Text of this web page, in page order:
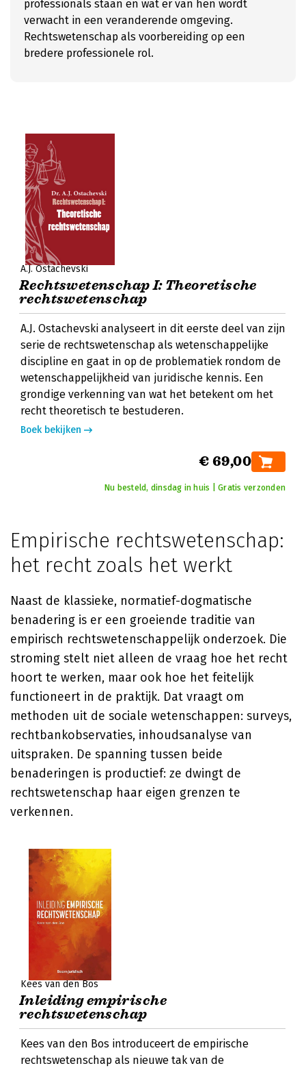
professionals staan en wat er van hen wordt
verwacht in een veranderende omgeving.
Rechtswetenschap als voorbereiding op een
bredere professionele rol.
A.J. Ostachevski
Rechtswetenschap I: Theoretische
rechtswetenschap
A.J. Ostachevski analyseert in dit eerste deel van zijn
serie de rechtswetenschap als wetenschappelijke
discipline en gaat in op de problematiek rondom de
wetenschappelijkheid van juridische kennis. Een
grondige verkenning van wat het betekent om het
recht theoretisch te bestuderen.
Boek bekijken
€ 69,00
Nu besteld, dinsdag in huis | Gratis verzonden
Empirische rechtswetenschap:
het recht zoals het werkt
Naast de klassieke, normatief-dogmatische
benadering is er een groeiende traditie van
empirisch rechtswetenschappelijk onderzoek. Die
stroming stelt niet alleen de vraag hoe het recht
hoort te werken, maar ook hoe het feitelijk
functioneert in de praktijk. Dat vraagt om
methoden uit de sociale wetenschappen: surveys,
rechtbankobservaties, inhoudsanalyse van
uitspraken. De spanning tussen beide
benaderingen is productief: ze dwingt de
rechtswetenschap haar eigen grenzen te
verkennen.
Kees van den Bos
Inleiding empirische
rechtswetenschap
Kees van den Bos introduceert de empirische
rechtswetenschap als nieuwe tak van de